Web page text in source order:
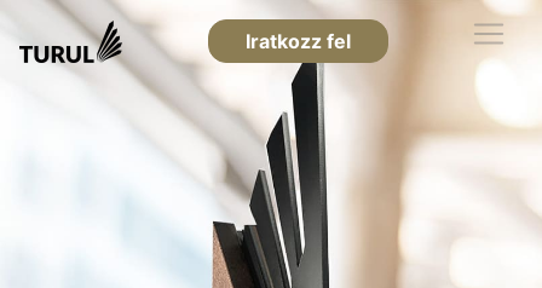
Iratkozz fel